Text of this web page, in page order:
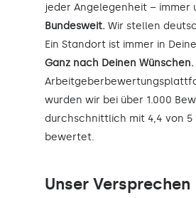
jeder Angelegenheit – immer
Bundesweit. Wir stellen
Ein Standort ist immer in
Ganz nach Deinen Wünschen.
wurden wir bei über 1.000
durchschnittlich mit 4,4 von 5
bewertet.
Unser Versprechen